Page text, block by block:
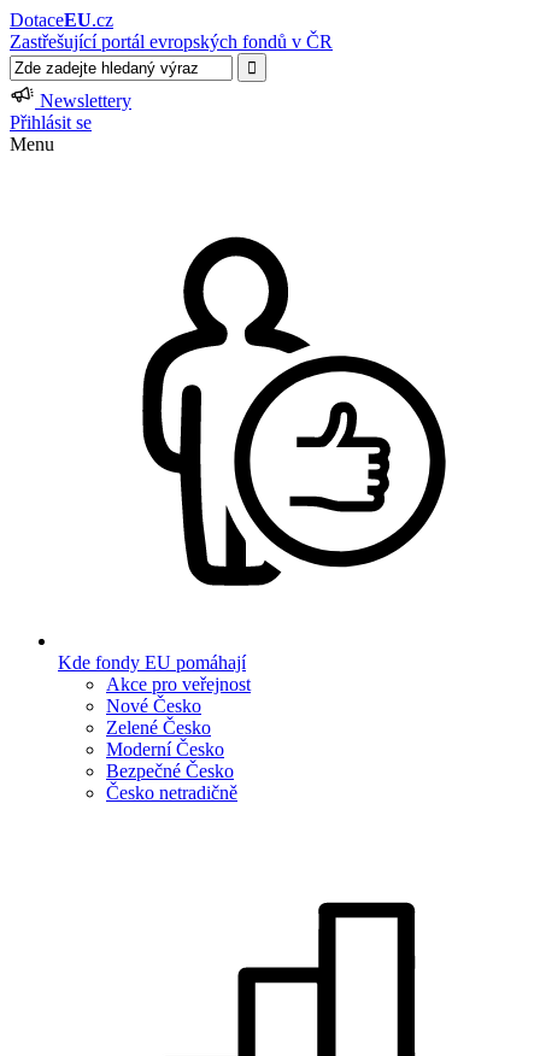
DotaceEU.cz
Zastřešující portál evropských fondů v ČR
Newslettery
Přihlásit se
Menu
Kde fondy EU pomáhají
Akce pro veřejnost
Nové Česko
Zelené Česko
Moderní Česko
Bezpečné Česko
Česko netradičně